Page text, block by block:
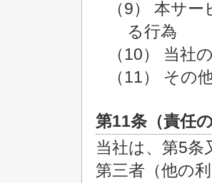
（9） 本サ
る行為
（10） 当社
（11） その
第11条（責任
当社は、第5条
第三者（他の